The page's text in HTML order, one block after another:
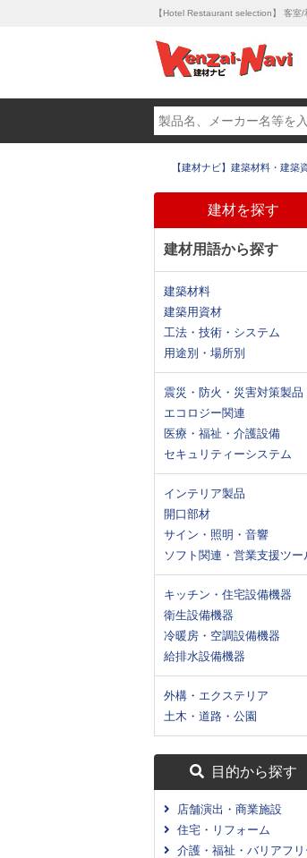
【Hotel Restaurant selection】 客室
【建材ナビ】建築材料・建築
建材を探す
建材用語から探す
建築材料
建築用資材
工法・技術・システム
用途別・場所別
震災・防火・災害対策製品
エコロジー関連
医療・福祉・介護設備
セキュリティーシステム
インテリア製品
開口部材
サイン・照明・音響
ソフト関連・営業支援ツー
キッチン・住宅設備機器
衛生設備機器
冷暖房・空調設備機器
給排水設備機器
外構・エクステリア
土木・道路・公園
目的から探す
店舗演出・商業施設
住宅・リフォーム
介護・福祉・バリアフリ